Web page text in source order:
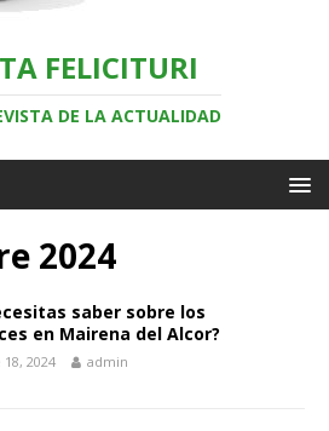
FELICITURI
DE LA ACTUALIDAD
2024
saber sobre los
en Mairena del Alcor?
2024 admin